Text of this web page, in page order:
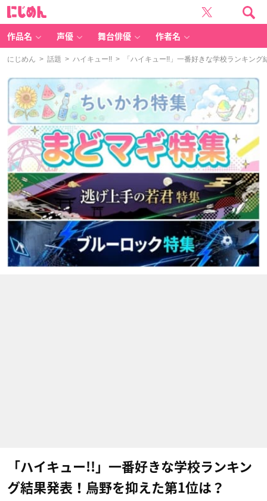
作品名 声優 舞台俳優 作者名
にじめん > 話題 > ハイキュー!! > 「ハイキュー!!」一番好きな学校ランキング
「ハイキュー!!」一番好きな学校ランキン
グ結果発表！烏野を抑えた第1位は？